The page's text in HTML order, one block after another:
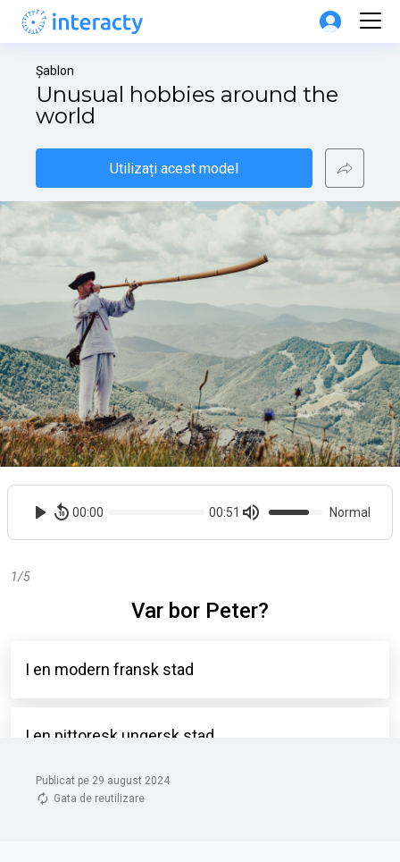
Publicat pe 29 august 2024
Gata de reutilizare
Șablon
Unusual hobbies around the
world
Utilizați acest model